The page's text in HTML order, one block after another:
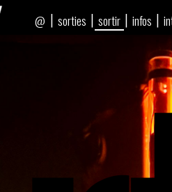
| sorties | sortir | infos |
@